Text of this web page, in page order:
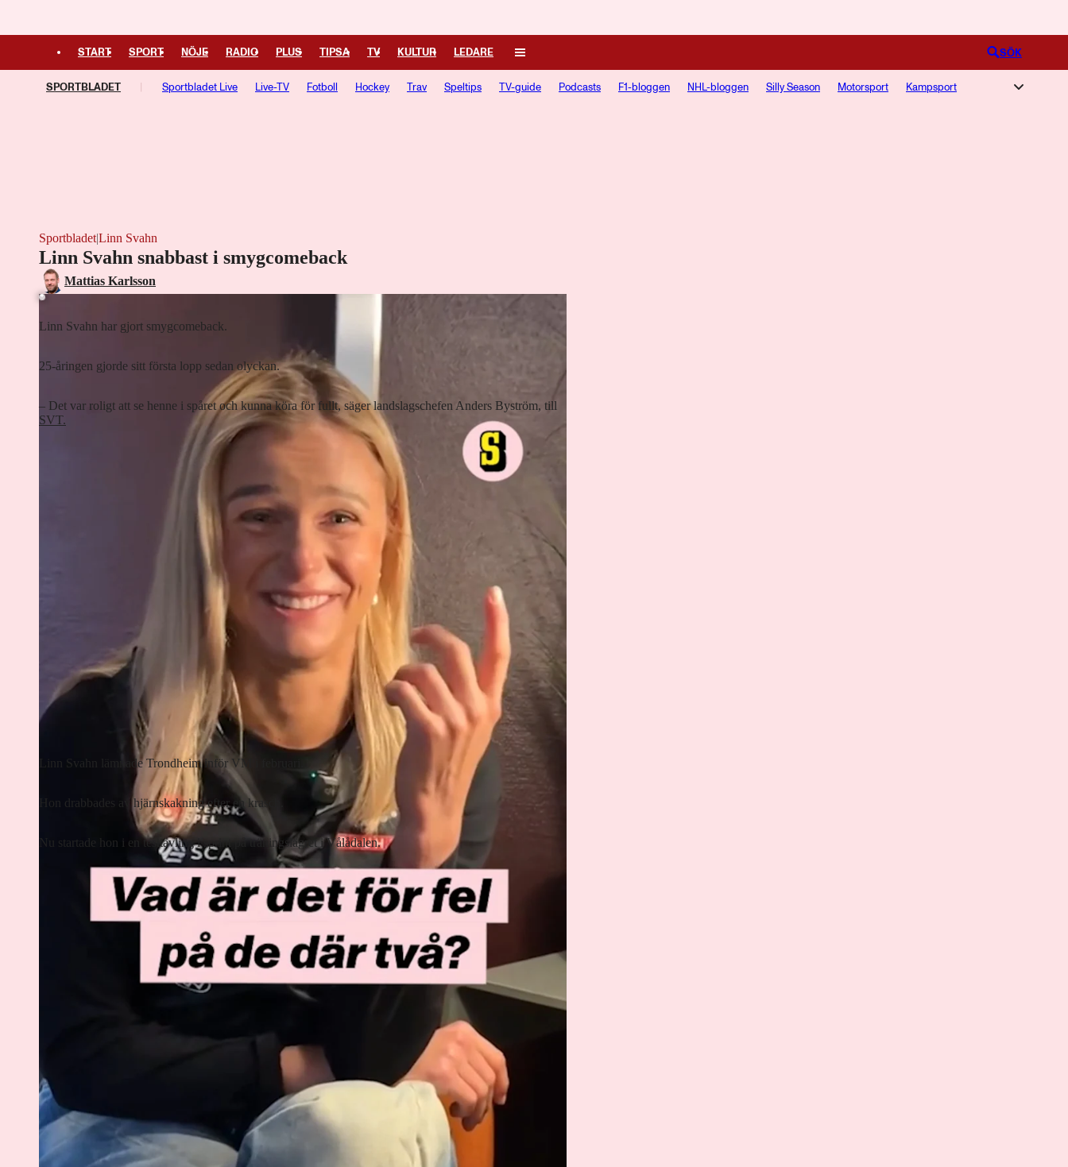
START SPORT NÖJE RADIO PLUS TIPSA TV KULTUR LEDARE SÖK
SPORTBLADET Sportbladet Live Live-TV Fotboll Hockey Trav Speltips TV-guide Podcasts F1-bloggen NHL-bloggen Silly Season Motorsport Kampsport
Sportbladet|Linn Svahn
Linn Svahn snabbast i smygcomeback
Mattias Karlsson
Laddar ...
Linn Svahn har gjort smygcomeback.
25-åringen gjorde sitt första lopp sedan olyckan.
– Det var roligt att se henne i spåret och kunna köra för fullt, säger landslagschefen Anders Byström, till
SVT.
Linn Svahn lämnade Trondheim inför VM i februari.
Hon drabbades av hjärnskakning efter en krasch.
Nu startade hon i en testtävling i sprint på träningslägret i Vålådalen.